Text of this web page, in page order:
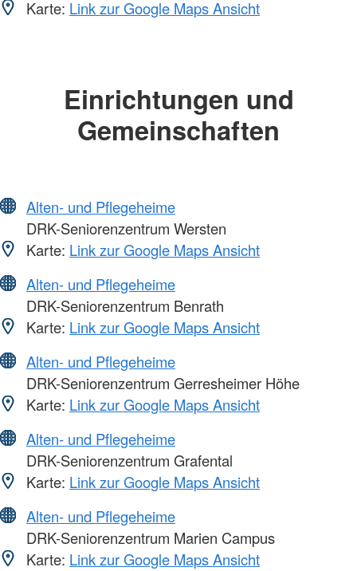
Karte: Link zur Google Maps Ansicht
Einrichtungen und
Gemeinschaften
Alten- und Pflegeheime
DRK-Seniorenzentrum Wersten
Karte: Link zur Google Maps Ansicht
Alten- und Pflegeheime
DRK-Seniorenzentrum Benrath
Karte: Link zur Google Maps Ansicht
Alten- und Pflegeheime
DRK-Seniorenzentrum Gerresheimer Höhe
Karte: Link zur Google Maps Ansicht
Alten- und Pflegeheime
DRK-Seniorenzentrum Grafental
Karte: Link zur Google Maps Ansicht
Alten- und Pflegeheime
DRK-Seniorenzentrum Marien Campus
Karte: Link zur Google Maps Ansicht